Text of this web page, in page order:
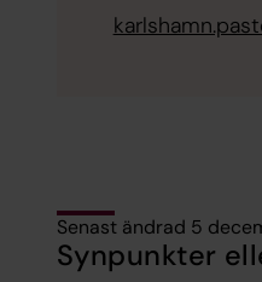
Senast ändrad 5
Synpunkter